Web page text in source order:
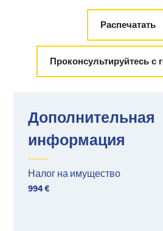
Распечатать
Проконсультируйтесь с
Дополнительная
информация
Налог на имущество
994 €